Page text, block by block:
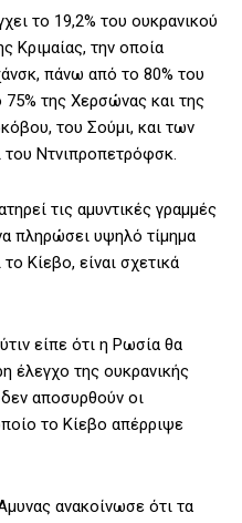
το 19,2% του ουκρανικού
Κριμαίας, την οποία
πάνω από το 80% του
της Χερσώνας και της
του Σούμι, και των
του Ντνιπροπετρόφσκ.
τις αμυντικές γραμμές
πληρώσει υψηλό τίμημα
Κίεβο, είναι σχετικά
είπε ότι η Ρωσία θα
έλεγχο της ουκρανικής
αποσυρθούν οι
το Κίεβο απέρριψε
ανακοίνωσε ότι τα